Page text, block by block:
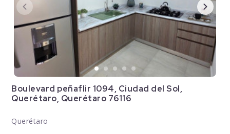
Boulevard peñaflir 1094, Ciudad del Sol,
Querétaro, Querétaro 76116
Querétaro